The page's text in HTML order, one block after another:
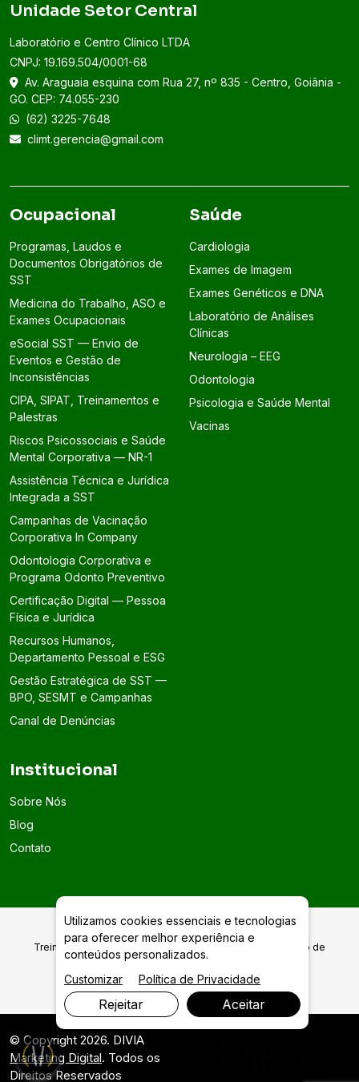
Unidade Setor Central
Laboratório e Centro Clínico LTDA
CNPJ: 19.169.504/0001-68
Av. Araguaia esquina com Rua 27, nº 835 - Centro, Goiânia -
GO. CEP: 74.055-230
(62) 3225-7648
climt.gerencia@gmail.com
Ocupacional
Programas, Laudos e
Documentos Obrigatórios de
SST
Medicina do Trabalho, ASO e
Exames Ocupacionais
eSocial SST — Envio de
Eventos e Gestão de
Inconsistências
CIPA, SIPAT, Treinamentos e
Palestras
Riscos Psicossociais e Saúde
Mental Corporativa — NR-1
Assistência Técnica e Jurídica
Integrada a SST
Campanhas de Vacinação
Corporativa In Company
Odontologia Corporativa e
Programa Odonto Preventivo
Certificação Digital — Pessoa
Física e Jurídica
Recursos Humanos,
Departamento Pessoal e ESG
Gestão Estratégica de SST —
BPO, SESMT e Campanhas
Canal de Denúncias
Saúde
Cardiologia
Exames de Imagem
Exames Genéticos e DNA
Laboratório de Análises
Clínicas
Neurologia – EEG
Odontologia
Psicologia e Saúde Mental
Vacinas
Institucional
Sobre Nós
Blog
Contato
Treinamento da NR 5 CIPA Comissão Interna de Prevenção de
Acidentes em Goiânia
© Copyright 2026. DIVIA
Marketing Digital. Todos os
Direitos Reservados
Utilizamos cookies essenciais e tecnologias
para oferecer melhor experiência e
conteúdos personalizados.
Customizar
Política de Privacidade
Rejeitar Aceitar